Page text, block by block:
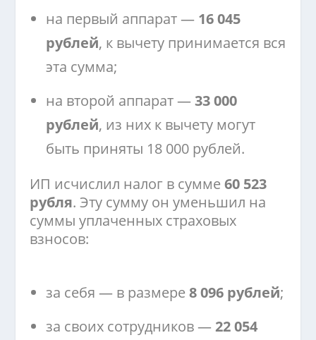
на первый аппарат — 16 045
рублей, к вычету принимается вся
эта сумма;
на второй аппарат —33 000
рублей, из них к вычету могут
быть приняты 18 000 рублей.
ИП исчислил налог в сумме60 523
рубля. Эту сумму он уменьшил на
суммы уплаченных страховых
взносов:
за себя — в размере8 096 рублей;
за своих сотрудников —22 054